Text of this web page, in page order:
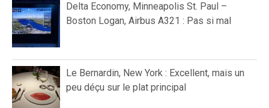
Delta Economy, Minneapolis St. Paul –
Boston Logan, Airbus A321 : Pas si mal
Le Bernardin, New York : Excellent, mais un
peu déçu sur le plat principal